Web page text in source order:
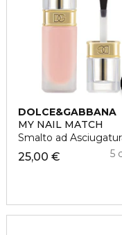
DOLCE&GABBANA
MY NAIL MATCH
Smalto ad
25,00 € 5